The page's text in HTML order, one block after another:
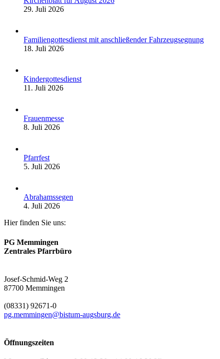
29. Juli 2026
Familiengottesdienst mit anschließender Fahrzeugsegnung
18. Juli 2026
Kindergottesdienst
11. Juli 2026
Frauenmesse
8. Juli 2026
Pfarrfest
5. Juli 2026
Abrahamssegen
4. Juli 2026
Hier finden Sie uns:
PG Memmingen
Zentrales Pfarrbüro
Josef-Schmid-Weg 2
87700 Memmingen
(08331) 92671-0
pg.memmingen@bistum-augsburg.de
Öffnungszeiten